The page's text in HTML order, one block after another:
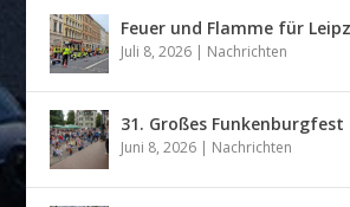
Feuer und Flamme für
Juli 8, 2026 | Nachrichten
31. Großes Funkenburgfest
Juni 8, 2026 | Nachrichten